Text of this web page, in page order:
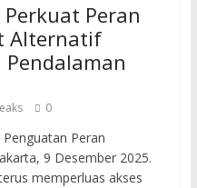
Perkuat Peran
Alternatif
0
Peran
9 Desember 2025.
memperluas akses